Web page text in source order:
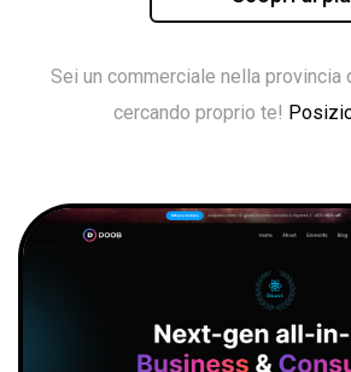
Sei un commerciale nella provincia
cercando proprio te!